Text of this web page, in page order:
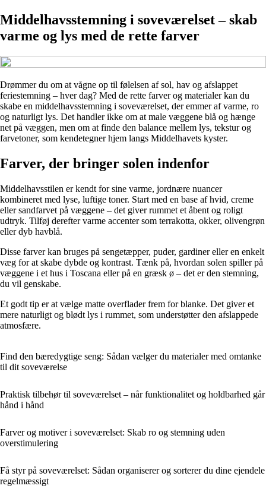
Middelhavsstemning i soveværelset – skab
varme og lys med de rette farver
Drømmer du om at vågne op til følelsen af sol, hav og afslappet
feriestemning – hver dag? Med de rette farver og materialer kan du
skabe en middelhavsstemning i soveværelset, der emmer af varme, ro
og naturligt lys. Det handler ikke om at male væggene blå og hænge
net på væggen, men om at finde den balance mellem lys, tekstur og
farvetoner, som kendetegner hjem langs Middelhavets kyster.
Farver, der bringer solen indenfor
Middelhavsstilen er kendt for sine varme, jordnære nuancer
kombineret med lyse, luftige toner. Start med en base af hvid, creme
eller sandfarvet på væggene – det giver rummet et åbent og roligt
udtryk. Tilføj derefter varme accenter som terrakotta, okker, olivengrøn
eller dyb havblå.
Disse farver kan bruges på sengetæpper, puder, gardiner eller en enkelt
væg for at skabe dybde og kontrast. Tænk på, hvordan solen spiller på
væggene i et hus i Toscana eller på en græsk ø – det er den stemning,
du vil genskabe.
Et godt tip er at vælge matte overflader frem for blanke. Det giver et
mere naturligt og blødt lys i rummet, som understøtter den afslappede
atmosfære.
Find den bæredygtige seng: Sådan vælger du materialer med omtanke
til dit soveværelse
Praktisk tilbehør til soveværelset – når funktionalitet og holdbarhed går
hånd i hånd
Farver og motiver i soveværelset: Skab ro og stemning uden
overstimulering
Få styr på soveværelset: Sådan organiserer og sorterer du dine ejendele
regelmæssigt